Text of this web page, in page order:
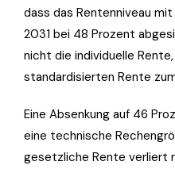
dass das Rentenniveau
2031 bei 48 Prozent
nicht die individuelle
standardisierten Rente
Eine Absenkung auf 46
eine technische
gesetzliche Rente verliert